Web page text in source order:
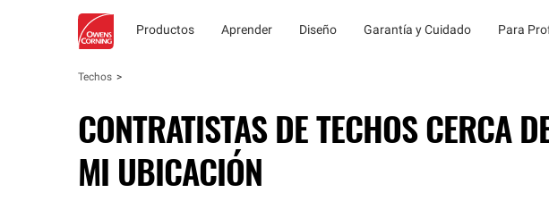
Productos Aprender Diseño Garantía y Cuidado Para
Techos
CONTRATISTAS DE TECHOS CERCA
MI UBICACIÓN